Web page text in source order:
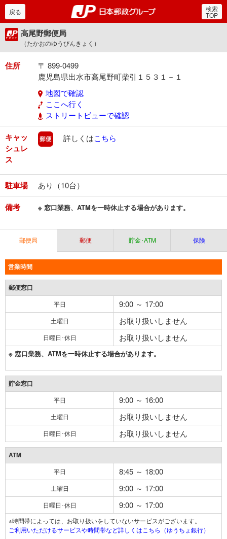
郵便局・日本郵政グルー
戻る 検索
TOP
高尾野郵便局
（たかおのゆうびんきょく）
住所
〒 899-0499
鹿児島県出水市高尾野町柴引１５３１－１
地図で確認
ここへ行く
ストリートビューで確認
キャッ
シュレ
ス
郵便
詳しくはこちら
駐車場 あり（10台）
備考 ※ 窓口業務、ATMを一時休止する場合があります。
郵便局 郵便 貯金･ATM 保険
営業時間
郵便窓口
平日 9:00 ～ 17:00
土曜日 お取り扱いしません
日曜日･休日 お取り扱いしません
※ 窓口業務、ATMを一時休止する場合があります。
貯金窓口
平日 9:00 ～ 16:00
土曜日 お取り扱いしません
日曜日･休日 お取り扱いしません
ATM
平日 8:45 ～ 18:00
土曜日 9:00 ～ 17:00
日曜日･休日 9:00 ～ 17:00
※時間帯によっては、お取り扱いをしていないサービスがございます。
ご利用いただけるサービスや時間帯など詳しくはこちら（ゆうちょ銀行）